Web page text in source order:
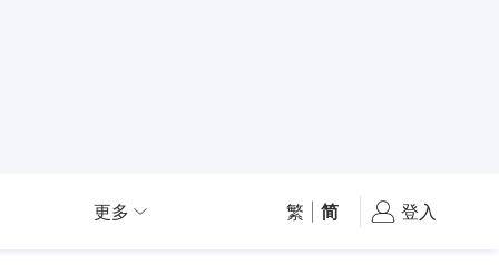
更多 繁 简 登入